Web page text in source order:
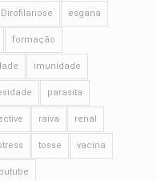
Dirofilariose esgana
formação
imunidade
parasita
raiva renal
tosse vacina